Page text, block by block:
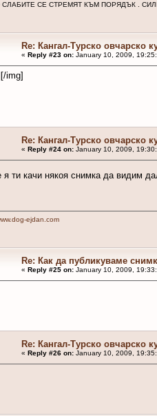
СЛАБИТЕ СЕ СТРЕМЯТ КЪМ ПОРЯДЪК .
Re: Кангал-Турско овчарско
« Reply #23 on:January 10, 2009,
img]
Re: Кангал-Турско овчарско
« Reply #24 on:January 10, 2009,
я ти качи някоя снимка да видим
ejdan.com
Re: Как да публикуваме
« Reply #25 on:January 10, 2009,
Re: Кангал-Турско овчарско
« Reply #26 on:January 10, 2009,